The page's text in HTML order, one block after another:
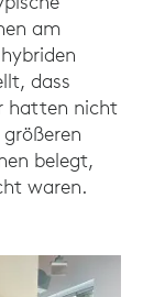
am
dass
hatten nicht
belegt,
waren.